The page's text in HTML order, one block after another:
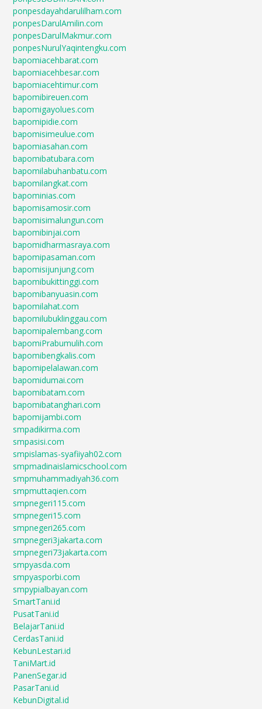
ponpesdayahdarulilham.com
ponpesDarulAmilin.com
ponpesDarulMakmur.com
ponpesNurulYaqintengku.com
bapomiacehbarat.com
bapomiacehbesar.com
bapomiacehtimur.com
bapomibireuen.com
bapomigayolues.com
bapomipidie.com
bapomisimeulue.com
bapomiasahan.com
bapomibatubara.com
bapomilabuhanbatu.com
bapomilangkat.com
bapominias.com
bapomisamosir.com
bapomisimalungun.com
bapomibinjai.com
bapomidharmasraya.com
bapomipasaman.com
bapomisijunjung.com
bapomibukittinggi.com
bapomibanyuasin.com
bapomilahat.com
bapomilubuklinggau.com
bapomipalembang.com
bapomiPrabumulih.com
bapomibengkalis.com
bapomipelalawan.com
bapomidumai.com
bapomibatam.com
bapomibatanghari.com
bapomijambi.com
smpadikirma.com
smpasisi.com
smpislamas-syafiiyah02.com
smpmadinaislamicschool.com
smpmuhammadiyah36.com
smpmuttaqien.com
smpnegeri115.com
smpnegeri15.com
smpnegeri265.com
smpnegeri3jakarta.com
smpnegeri73jakarta.com
smpyasda.com
smpyasporbi.com
smpypialbayan.com
SmartTani.id
PusatTani.id
BelajarTani.id
CerdasTani.id
KebunLestari.id
TaniMart.id
PanenSegar.id
PasarTani.id
KebunDigital.id